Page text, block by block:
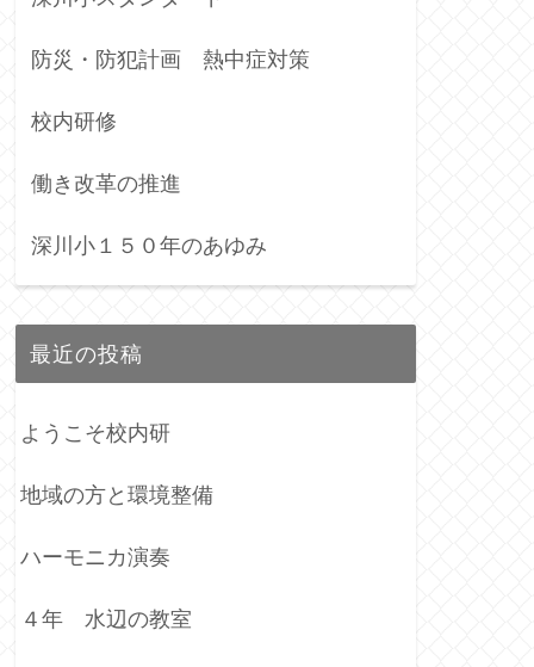
防災・防犯計画 熱中症対策
校内研修
働き改革の推進
深川小１５０年のあゆみ
最近の投稿
ようこそ校内研
地域の方と環境整備
ハーモニカ演奏
４年 水辺の教室